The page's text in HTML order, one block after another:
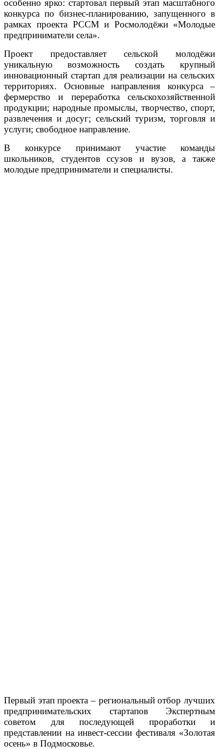
особенно ярко: стартовал первый этап масштабного
конкурса по бизнес-планированию, запущенного в
рамках проекта РССМ и Росмолодёжи «Молодые
предприниматели села».
Проект предоставляет сельской молодёжи
уникальную возможность создать крупный
инновационный стартап для реализации на сельских
территориях. Основные направления конкурса –
фермерство и переработка сельскохозяйственной
продукции; народные промыслы, творчество, спорт,
развлечения и досуг; сельский туризм, торговля и
услуги; свободное направление.
В конкурсе принимают участие команды
школьников, студентов ссузов и вузов, а также
молодые предприниматели и специалисты.
Первый этап проекта – региональный отбор лучших
предпринимательских стартапов Экспертным
советом для последующей проработки и
представлении на инвест-сессии фестиваля «Золотая
осень» в Подмосковье.